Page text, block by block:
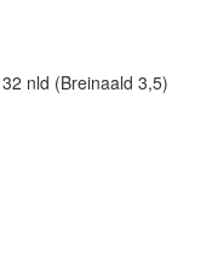
nld (Breinaald 3,5)